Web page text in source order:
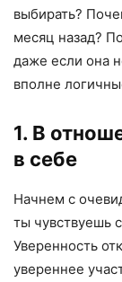
выбирать?
месяц назад?
даже если она
вполне
1. В
в себе
Начнем с
ты чувствуешь
Уверенность
увереннее